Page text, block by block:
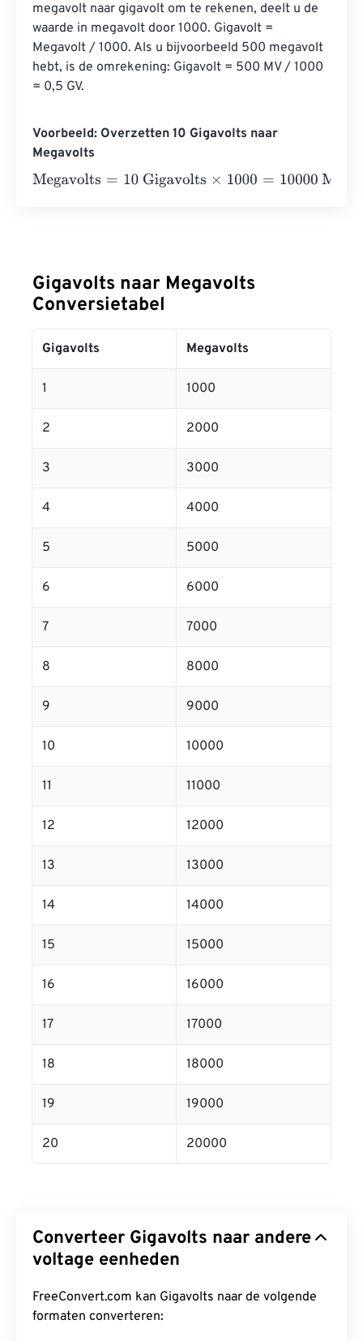
megavolt naar gigavolt om te rekenen, deelt u de
waarde in megavolt door 1000. Gigavolt =
Megavolt / 1000. Als u bijvoorbeeld 500 megavolt
hebt, is de omrekening: Gigavolt = 500 MV / 1000
= 0,5 GV.
Voorbeeld: Overzetten 10 Gigavolts naar
Megavolts
Megavolts= 10 Gigavolts×1000 =10000 Megavolts
Gigavolts naar Megavolts
Conversietabel
Gigavolts Megavolts
1 1000
2 2000
3 3000
4 4000
5 5000
6 6000
7 7000
8 8000
9 9000
10 10000
11 11000
12 12000
13 13000
14 14000
15 15000
16 16000
17 17000
18 18000
19 19000
20 20000
Converteer Gigavolts naar andere
voltage eenheden
FreeConvert.com kan Gigavolts naar de volgende
formaten converteren: